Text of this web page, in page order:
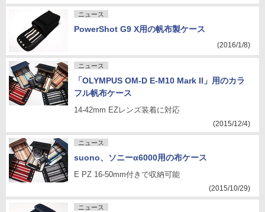
ニュース
PowerShot G9 X用の帆布製ケース
(2016/1/8)
ニュース
「OLYMPUS OM-D E-M10 Mark II」用のカラ
フル帆布ケース
14-42mm EZレンズ装着に対応
(2015/12/4)
ニュース
suono、ソニーα6000用の布ケース
E PZ 16-50mm付きで収納可能
(2015/10/29)
ニュース